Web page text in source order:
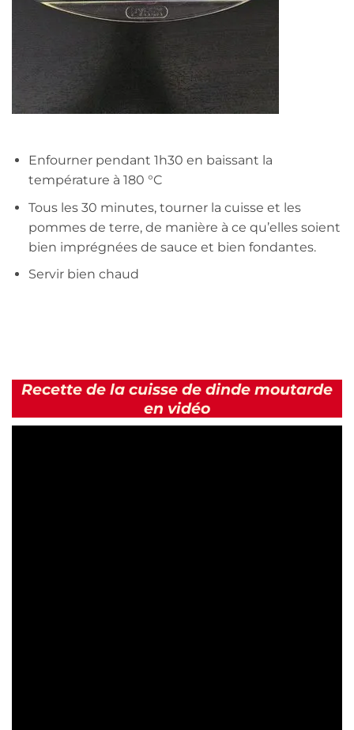
Enfourner pendant 1h30 en baissant la
température à 180 °C
Tous les 30 minutes, tourner la cuisse et les
pommes de terre, de manière à ce qu’elles soient
bien imprégnées de sauce et bien fondantes.
Servir bien chaud
Recette de la cuisse de dinde moutarde
en vidéo